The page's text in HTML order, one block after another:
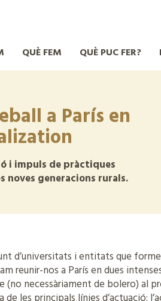
QUÈ FEM QUÈ PUC FER?
a París en
i impuls de pràctiques
noves generacions rurals.
d’universitats i entitats que
reunir-nos a París en dues
necessàriament de bolero) al